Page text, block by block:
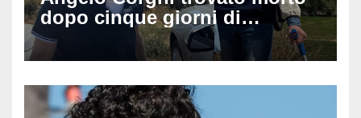
dopo cinque giorni di
ricerche: il giallo dell’80enne
scomparso dopo essere